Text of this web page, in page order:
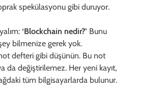
spekülasyonu gibi duruyor.
‘Blockchain nedir?’ Bunu
bilmenize gerek yok.
defteri gibi düşünün. Bu not
da değiştirilemez. Her yeni kayıt,
tüm bilgisayarlarda bulunur.